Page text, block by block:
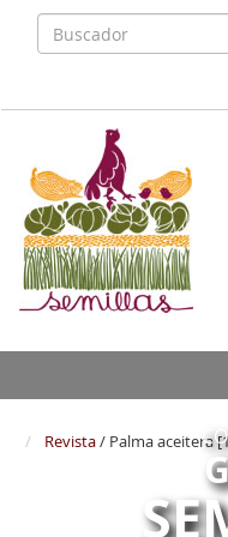
Revista/ Palma aceitera